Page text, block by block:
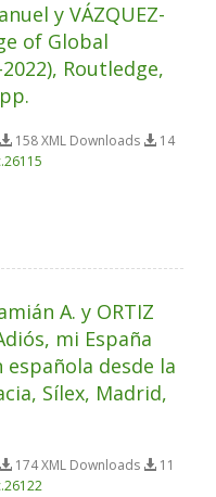
y VÁZQUEZ-
of Global
Routledge,
158 XML Downloads
14
A. y ORTIZ
mi España
desde la
Sílex, Madrid,
174 XML Downloads
11